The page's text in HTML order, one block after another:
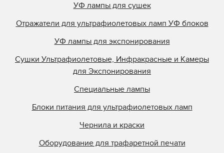
УФ лампы для сушек
Отражатели для ультрафиолетовых ламп УФ блоков
УФ лампы для экспонирования
Сушки Ультрафиолетовые, Инфракрасные и Камеры
для Экспонирования
Специальные лампы
Блоки питания для ультрафиолетовых ламп
Чернила и краски
Оборудование для трафаретной печати